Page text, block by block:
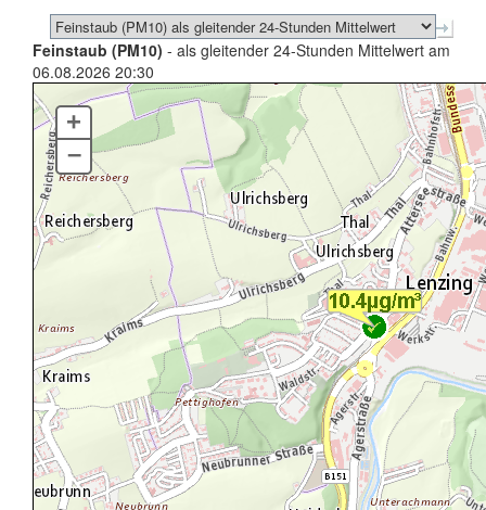
Feinstaub (PM10) - als gleitender 24-Stunden Mittelwert am
06.08.2026 20:30
+
–